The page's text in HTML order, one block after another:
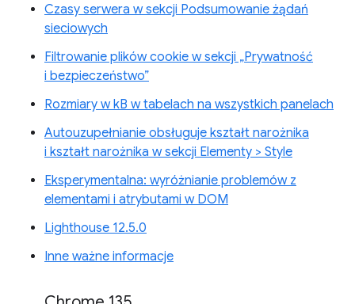
Czasy serwera w sekcji Podsumowanie żądań
sieciowych
Filtrowanie plików cookie w sekcji „Prywatność
i bezpieczeństwo”
Rozmiary w kB w tabelach na wszystkich panelach
Autouzupełnianie obsługuje kształt narożnika
i kształt narożnika w sekcji Elementy > Style
Eksperymentalna: wyróżnianie problemów z
elementami i atrybutami w DOM
Lighthouse 12.5.0
Inne ważne informacje